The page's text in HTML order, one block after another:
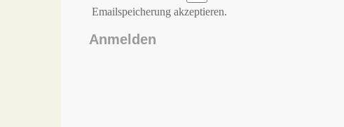
Emailspeicherung akzeptieren.